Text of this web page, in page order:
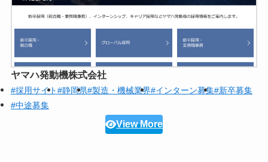
ヤマハ発動機株式会社
#採用サイト#静岡県#製造・機械業界#インターン募集#新卒募集
#中途募集
View More